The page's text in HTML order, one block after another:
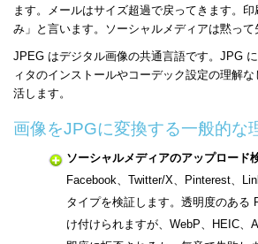
ます。メールはサイズ超過で戻ってきます。
み」と言います。ソーシャルメディアは黙って
JPEG はデジタル画像の共通言語です。JPG
ィタのインストールやコーデック設定の理解
活します。
画像をJPGに変換する一般的な
ソーシャルメディアのアップロード
Facebook、Twitter/X、Pinterest、
タイプを検証します。透明度のある
け付けられますが、WebP、HEIC、